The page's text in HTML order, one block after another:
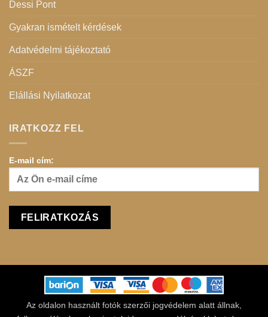
Dessi Pont
Gyakran ismételt kérdések
Adatvédelmi tájékoztató
ÁSZF
Elállási Nyilatkozat
IRATKOZZ FEL
E-mail cím:
Az oldalon használt fotók szerzői jogvédelem alatt állnak,